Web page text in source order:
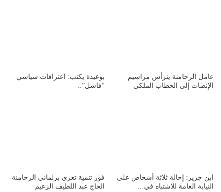
عامل الرحامنة يترأس مراسيم
الإنصات إلى الخطاب الملكي
بوعيدة يكتب: اعترافات سياسي
“فاشل”..
ابن جرير: إحالة ثلاثة أشخاص على
النيابة العامة للاشتباه في…
فور تنمية تعزي برلماني الرحامنة
الحاج عبد اللطيف الزعيم